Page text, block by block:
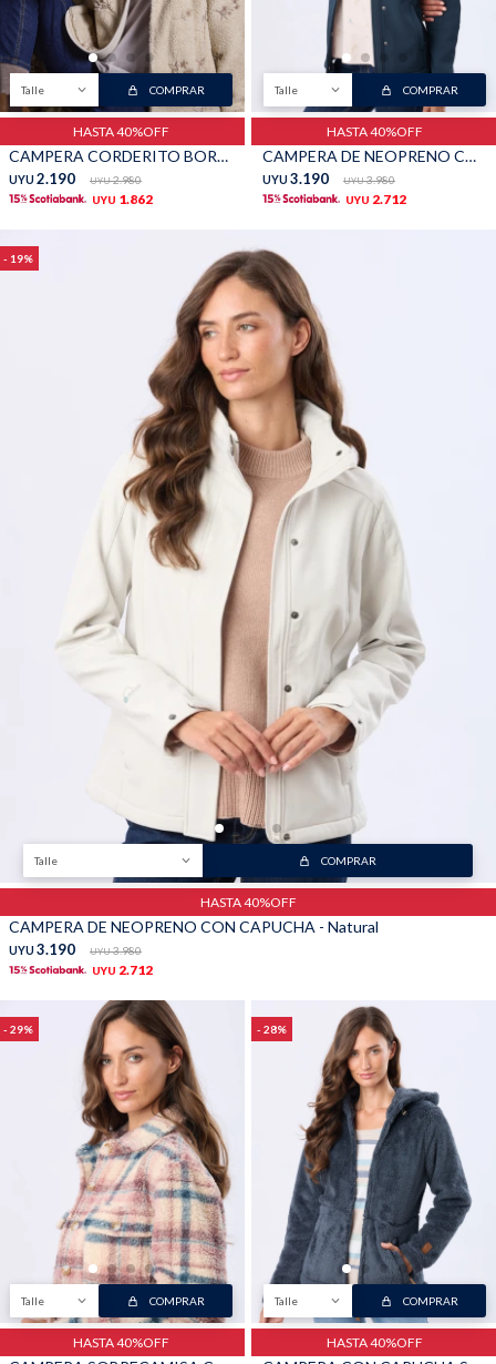
Talle COMPRAR
HASTA 40%OFF
CAMPERA CORDERITO BORDADA - Beige
UYU 2.190 UYU 2.980
UYU 1.862
Talle COMPRAR
HASTA 40%OFF
CAMPERA DE NEOPRENO CON CAPUCHA - Azul
UYU 3.190 UYU 3.980
UYU 2.712
19
Talle COMPRAR
HASTA 40%OFF
CAMPERA DE NEOPRENO CON CAPUCHA - Natural
UYU 3.190 UYU 3.980
UYU 2.712
29
Talle COMPRAR
HASTA 40%OFF
28
Talle COMPRAR
HASTA 40%OFF